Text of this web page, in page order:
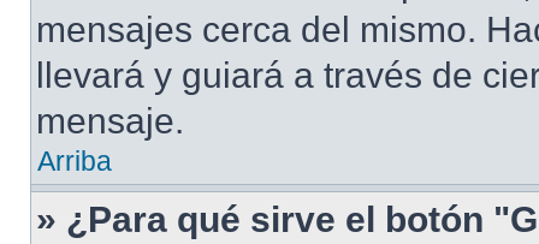
mensajes cerca del mismo.
llevará y guiará a través de
mensaje.
Arriba
» ¿Para qué sirve el botón